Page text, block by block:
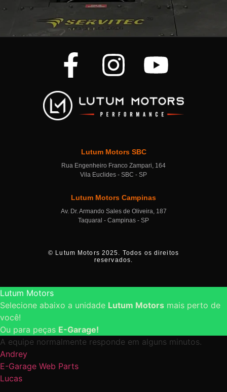
Lutum Motors SBC
Rua Engenheiro Franco Zampari, 164
Vila Euclides - SBC - SP
Lutum Motors Campinas
Av. Dr. Armando Sales de Oliveira, 187
Taquaral - Campinas - SP
© Lutum Motors 2025. Todos os direitos
reservados.
Lutum Motors
Selecione abaixo a unidade Lutum Motors mais perto de
você!
Ou para peças E-Garage!
A equipe normalmente responde em alguns minutos.
Andrey
E-Garage Web Parts
Lucas